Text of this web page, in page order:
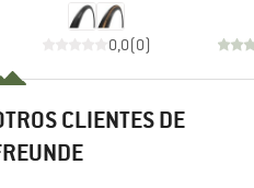
0,0(0)
CLIENTES DE